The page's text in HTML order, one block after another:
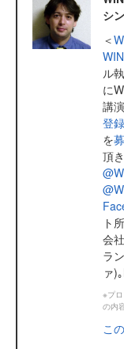
シ
＜
ル
に
講
登
を
頂
ト
会
ラ
ァ)
※プ
の内
こ